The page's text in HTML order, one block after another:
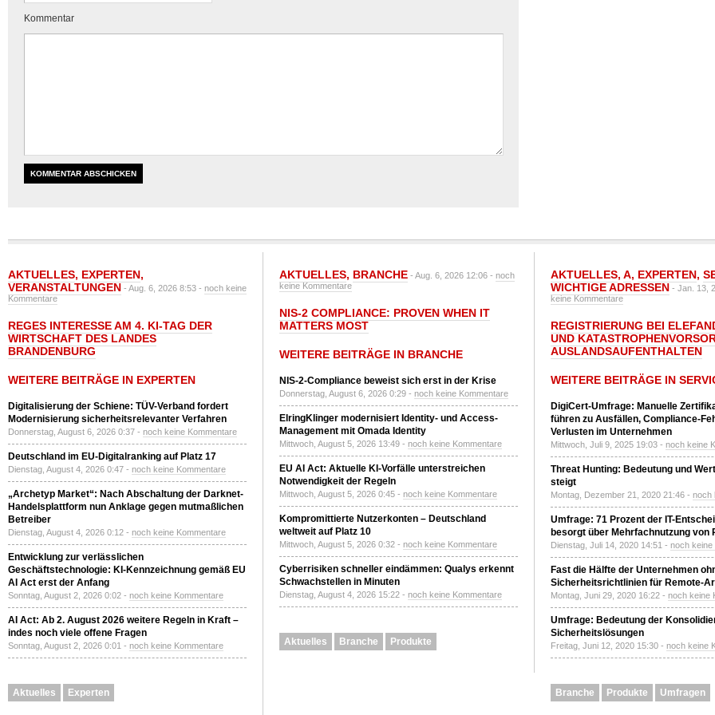
Kommentar
AKTUELLES, EXPERTEN,
VERANSTALTUNGEN - Aug. 6, 2026 8:53 - noch keine
Kommentare
REGES INTERESSE AM 4. KI-TAG DER
WIRTSCHAFT DES LANDES
BRANDENBURG
WEITERE BEITRÄGE IN EXPERTEN
Digitalisierung der Schiene: TÜV-Verband fordert
Modernisierung sicherheitsrelevanter Verfahren
Donnerstag, August 6, 2026 0:37 - noch keine Kommentare
Deutschland im EU-Digitalranking auf Platz 17
Dienstag, August 4, 2026 0:47 - noch keine Kommentare
„Archetyp Market“: Nach Abschaltung der Darknet-
Handelsplattform nun Anklage gegen mutmaßlichen
Betreiber
Dienstag, August 4, 2026 0:12 - noch keine Kommentare
Entwicklung zur verlässlichen
Geschäftstechnologie: KI-Kennzeichnung gemäß EU
AI Act erst der Anfang
Sonntag, August 2, 2026 0:02 - noch keine Kommentare
AI Act: Ab 2. August 2026 weitere Regeln in Kraft –
indes noch viele offene Fragen
Sonntag, August 2, 2026 0:01 - noch keine Kommentare
Aktuelles Experten
AKTUELLES, BRANCHE - Aug. 6, 2026 12:06 - noch
keine Kommentare
NIS-2 COMPLIANCE: PROVEN WHEN IT
MATTERS MOST
WEITERE BEITRÄGE IN BRANCHE
NIS-2-Compliance beweist sich erst in der Krise
Donnerstag, August 6, 2026 0:29 - noch keine Kommentare
ElringKlinger modernisiert Identity- und Access-
Management mit Omada Identity
Mittwoch, August 5, 2026 13:49 - noch keine Kommentare
EU AI Act: Aktuelle KI-Vorfälle unterstreichen
Notwendigkeit der Regeln
Mittwoch, August 5, 2026 0:45 - noch keine Kommentare
Kompromittierte Nutzerkonten – Deutschland
weltweit auf Platz 10
Mittwoch, August 5, 2026 0:32 - noch keine Kommentare
Cyberrisiken schneller eindämmen: Qualys erkennt
Schwachstellen in Minuten
Dienstag, August 4, 2026 15:22 - noch keine Kommentare
Aktuelles Branche Produkte
AKTUELLES, A, EXPERTEN,
WICHTIGE ADRESSEN - Jan. 13,
keine Kommentare
REGISTRIERUNG BEI
UND
AUSLANDSAUFENTHALTEN
WEITERE BEITRÄGE IN
DigiCert-Umfrage: Manuelle
führen zu Ausfällen, Compliance-
Verlusten im Unternehmen
Mittwoch, Juli 9, 2025 19:03 - noch keine
Threat Hunting: Bedeutung und
steigt
Montag, Dezember 21, 2020 21:46 - noch
Umfrage: 71 Prozent der IT-
besorgt über Mehrfachnutzung von
Dienstag, Juli 14, 2020 14:51 - noch keine
Fast die Hälfte der Unternehmen
Sicherheitsrichtlinien für Remote-
Montag, Juni 29, 2020 16:22 - noch keine
Umfrage: Bedeutung der
Sicherheitslösungen
Freitag, Juni 12, 2020 15:30 - noch keine
Branche Produkte Umfragen